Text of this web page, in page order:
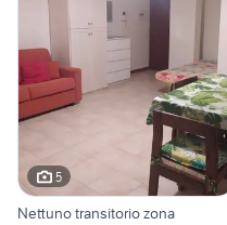
5
Nettuno transitorio zona